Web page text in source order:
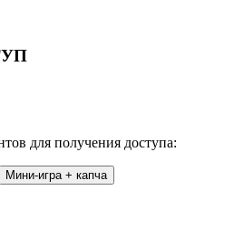
для получения доступа:
Мини-игра + капча